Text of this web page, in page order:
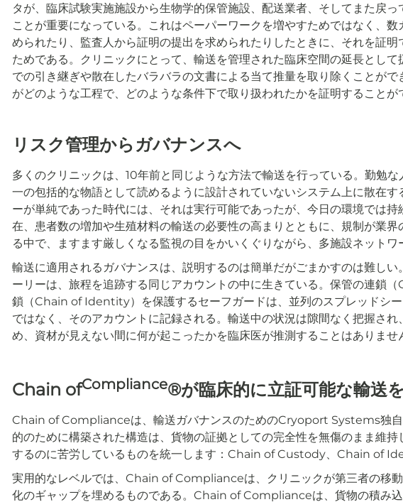
タが、臨床試験実施施設から生物学的保管施設、配送業者、そしてまた戻
ことが重要になっている。これはペーパーワークを増やすためではなく、
められたり、監査人から証明の提出を求められたりしたときに、それを証
ためである。クリニックにとって、輸送を管理された臨床空間の延長とし
での引き継ぎや散在したバラバラの文書による当て推量を取り除くことが
がどのような工程で、どのような条件下で取り扱われたかを証明することが
リスク管理からガバナンスへ
多くのクリニックは、10年前と同じような方法で輸送を行っている。勤勉
一の包括的な物語として読めるように設計されていないシステム上に散在す
ーが単純であった時代には、それは実行可能であったが、今日の環境では
在、患者数の増加や生殖材料の輸送の必要性の高まりとともに、規制が業
る中で、ますます厳しくなる監視の目をかいくぐりながら、多施設ネットワ
輸送に適用されるガバナンスは、説明するのは簡単だがごまかすのは難しい
ーリーは、旅程を追跡する同じアカウントの中に生きている。保管の連鎖
鎖（Chain of Identity）を保護するセーフガードは、並列のスプレッドシ
ではなく、そのアカウントに記録される。輸送中の状況は隙間なく把握さ
め、資材が見えない間に何が起こったかを臨床医が推測することはありませ
Chain ofCompliance®が臨床的に立証可能な輸送
Chain of Complianceは、輸送ガバナンスのためのCryoport Systems独自
的のために構築された構造は、貨物の証拠としての完全性を無傷のまま維
するのに苦労しているものを統一します：Chain of Custody、Chain of
実用的なレベルでは、Chain of Complianceは、クリニックが第三者の移
化のギャップを埋めるものである。Chain of Complianceは、貨物の積み